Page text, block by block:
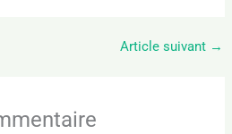
Article suivant →